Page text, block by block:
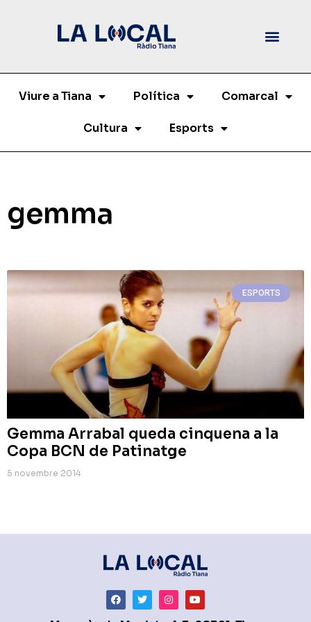
Viure a Tiana Política Comarcal
Cultura Esports
gemma
ESPORTS
Gemma Arrabal queda cinquena a la
Copa BCN de Patinatge
5 novembre 2014